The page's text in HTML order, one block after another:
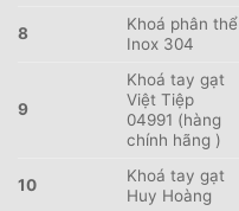
8
Khoá phân thể
Inox 304
9
Khoá tay gạt
Việt Tiệp
04991 (hàng
chính hãng )
10
Khoá tay gạt
Huy Hoàng